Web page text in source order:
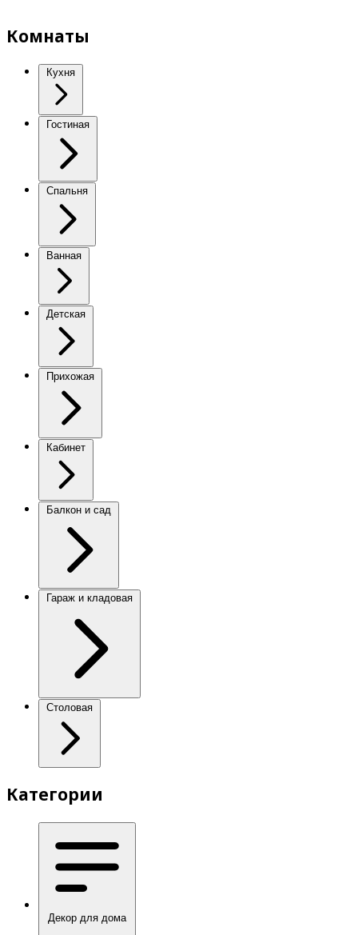
Комнаты
Кухня
Гостиная
Спальня
Ванная
Детская
Прихожая
Кабинет
Балкон и сад
Гараж и кладовая
Столовая
Категории
Декор для дома